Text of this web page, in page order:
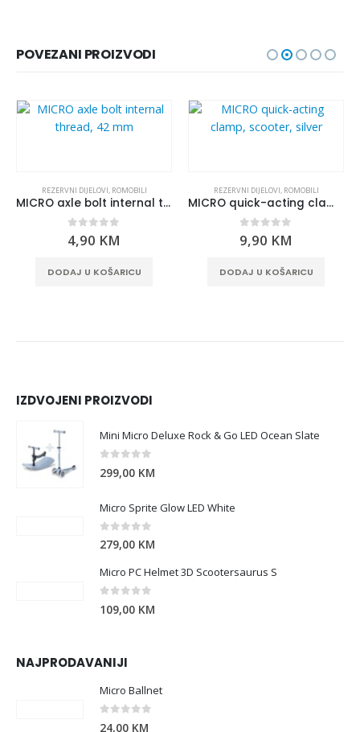
POVEZANI PROIZVODI
REZERVNI DIJELOVI, ROMOBILI
MICRO axle bolt internal thread, 42 mm
0 out of 5
4,90 KM
DODAJ U KOŠARICU
REZERVNI DIJELOVI, ROMOBILI
MICRO quick-acting clamp, scooter, silver
0 out of 5
9,90 KM
DODAJ U KOŠARICU
IZDVOJENI PROIZVODI
Mini Micro Deluxe Rock & Go LED Ocean Slate
299,00 KM
Micro Sprite Glow LED White
0out of 5
279,00 KM
Micro PC Helmet 3D Scootersaurus S
109,00 KM
NAJPRODAVANIJI
Micro Ballnet
24,00 KM